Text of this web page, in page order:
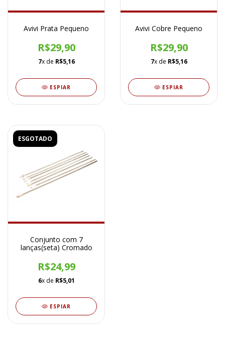
Avivi Prata Pequeno
R$29,90
7x de R$5,16
ESPIAR
Avivi Cobre Pequeno
R$29,90
7x de R$5,16
ESPIAR
ESGOTADO
Conjunto com 7
lanças(seta) Cromado
R$24,99
6x de R$5,01
ESPIAR